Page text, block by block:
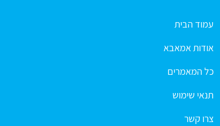
עמוד הבית
אודות אמאבא
כל המאמרים
תנאי שימוש
צרו קשר